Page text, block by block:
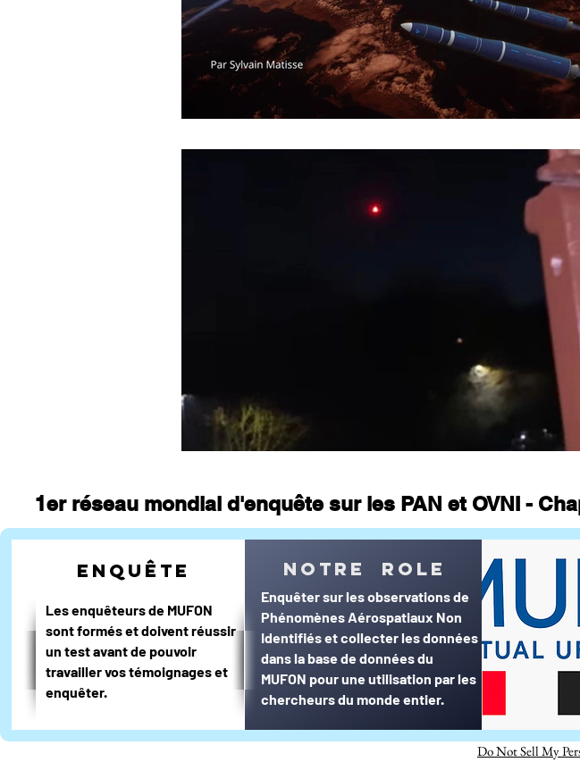
Surveillance du ciel Wall Street Journal
1er réseau mondial d'enquête sur les PAN et OVNI -
© MUFON France et
enquête
Les enquêteurs de MUFON
sont formés et doivent réussir
un test avant de pouvoir
travailler vos témoignages et
enquêter.
notre role
Enquêter sur les observations de
Phénomènes Aérospatiaux Non
Identifiés et collecter les données
dans la base de données du
MUFON pour une utilisation par les
chercheurs du monde entier.
Do Not Sell My